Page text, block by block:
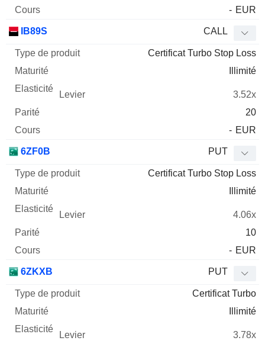
- EUR
IB89S CALL
Certificat Turbo Stop Loss
Illimité
3.52x
20
- EUR
6ZF0B PUT
Certificat Turbo Stop Loss
Illimité
4.06x
10
- EUR
6ZKXB PUT
Certificat Turbo
Illimité
3.78x